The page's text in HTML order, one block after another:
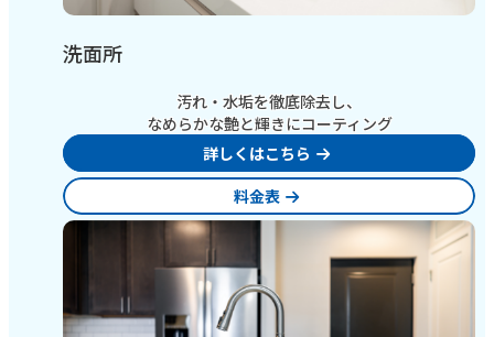
洗面所
汚れ・水垢を徹底除去し、
なめらかな艶と輝きにコーティング
詳しくはこちら
料金表